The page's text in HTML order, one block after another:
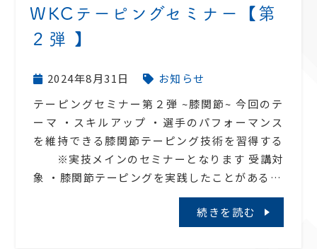
WKCテーピングセミナー【第
２弾 】
2024年8月31日
お知らせ
テーピングセミナー第２弾 ~膝関節~ 今回のテ
ーマ ・スキルアップ ・選手のパフォーマンス
を維持できる膝関節テーピング技術を習得する
※実技メインのセミナーとなります 受講対
象 ・膝関節テーピングを実践したことがある…
続きを読む